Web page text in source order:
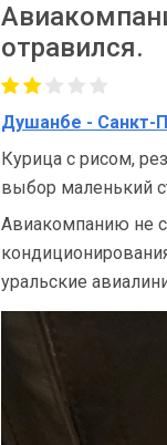
отравился.
Душанбе - Санкт-
Курица с рисом,
выбор маленький
Авиакомпанию не
уральские